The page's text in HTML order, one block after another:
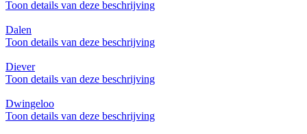
Toon details van deze beschrijving
Dalen
Toon details van deze beschrijving
Diever
Toon details van deze beschrijving
Dwingeloo
Toon details van deze beschrijving